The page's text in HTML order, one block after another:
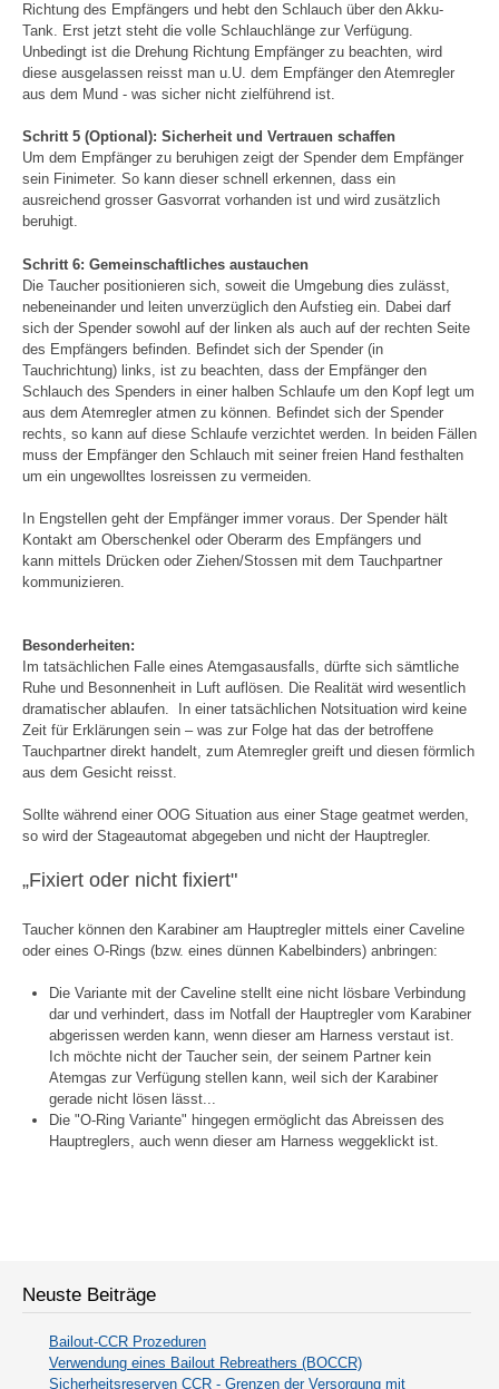
Richtung des Empfängers und hebt den Schlauch über den Akku-
Tank. Erst jetzt steht die volle Schlauchlänge zur Verfügung.
Unbedingt ist die Drehung Richtung Empfänger zu beachten, wird
diese ausgelassen reisst man u.U. dem Empfänger den Atemregler
aus dem Mund - was sicher nicht zielführend ist.
Schritt 5 (Optional): Sicherheit und Vertrauen schaffen
Um dem Empfänger zu beruhigen zeigt der Spender dem Empfänger
sein Finimeter. So kann dieser schnell erkennen, dass ein
ausreichend grosser Gasvorrat vorhanden ist und wird zusätzlich
beruhigt.
Schritt 6: Gemeinschaftliches austauchen
Die Taucher positionieren sich, soweit die Umgebung dies zulässt,
nebeneinander und leiten unverzüglich den Aufstieg ein. Dabei darf
sich der Spender sowohl auf der linken als auch auf der rechten Seite
des Empfängers befinden. Befindet sich der Spender (in
Tauchrichtung) links, ist zu beachten, dass der Empfänger den
Schlauch des Spenders in einer halben Schlaufe um den Kopf legt um
aus dem Atemregler atmen zu können. Befindet sich der Spender
rechts, so kann auf diese Schlaufe verzichtet werden. In beiden Fällen
muss der Empfänger den Schlauch mit seiner freien Hand festhalten
um ein ungewolltes losreissen zu vermeiden.
In Engstellen geht der Empfänger immer voraus. Der Spender hält
Kontakt am Oberschenkel oder Oberarm des Empfängers und
kann mittels Drücken oder Ziehen/Stossen mit dem Tauchpartner
kommunizieren.
Besonderheiten:
Im tatsächlichen Falle eines Atemgasausfalls, dürfte sich sämtliche
Ruhe und Besonnenheit in Luft auflösen. Die Realität wird wesentlich
dramatischer ablaufen. In einer tatsächlichen Notsituation wird keine
Zeit für Erklärungen sein – was zur Folge hat das der betroffene
Tauchpartner direkt handelt, zum Atemregler greift und diesen förmlich
aus dem Gesicht reisst.
Sollte während einer OOG Situation aus einer Stage geatmet werden,
so wird der Stageautomat abgegeben und nicht der Hauptregler.
„Fixiert oder nicht fixiert"
Taucher können den Karabiner am Hauptregler mittels einer Caveline
oder eines O-Rings (bzw. eines dünnen Kabelbinders) anbringen:
Die Variante mit der Caveline stellt eine nicht lösbare Verbindung
dar und verhindert, dass im Notfall der Hauptregler vom Karabiner
abgerissen werden kann, wenn dieser am Harness verstaut ist.
Ich möchte nicht der Taucher sein, der seinem Partner kein
Atemgas zur Verfügung stellen kann, weil sich der Karabiner
gerade nicht lösen lässt...
Die "O-Ring Variante" hingegen ermöglicht das Abreissen des
Hauptreglers, auch wenn dieser am Harness weggeklickt ist.
Neuste Beiträge
Bailout-CCR Prozeduren
Verwendung eines Bailout Rebreathers (BOCCR)
Sicherheitsreserven CCR - Grenzen der Versorgung mit